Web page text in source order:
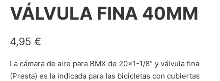
VÁLVULA FINA 40MM
4,95 €
La cámara de aire para BMX de 20×1-1/8” y válvula fina
(Presta) es la indicada para las bicicletas con cubiertas